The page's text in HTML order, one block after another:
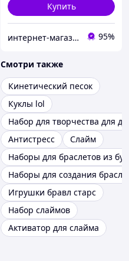
Купить
интернет-магазин "Русалочка" 95%
Смотри также
Кинетический песок
Куклы lol
Набор для творчества для
Антистресс
Слайм
Наборы для браслетов из
Наборы для создания
Игрушки бравл старс
Набор слаймов
Активатор для слайма